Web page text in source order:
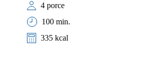
4 porce
100 min.
335 kcal